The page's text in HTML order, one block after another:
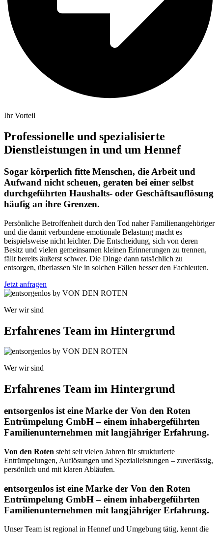
Ihr Vorteil
Professionelle und spezialisierte
Dienstleistungen in und um Hennef
Sogar körperlich fitte Menschen, die Arbeit und
Aufwand nicht scheuen, geraten bei einer selbst
durchgeführten Haushalts- oder Geschäftsauflösung
häufig an ihre Grenzen.
Persönliche Betroffenheit durch den Tod naher Familienangehöriger
und die damit verbundene emotionale Belastung macht es
beispielsweise nicht leichter. Die Entscheidung, sich von deren
Besitz und vielen gemeinsamen kleinen Erinnerungen zu trennen,
fällt bereits äußerst schwer. Die Dinge dann tatsächlich zu
entsorgen, überlassen Sie in solchen Fällen besser den Fachleuten.
Jetzt anfragen
Wer wir sind
Erfahrenes Team im Hintergrund
Wer wir sind
Erfahrenes Team im Hintergrund
entsorgenlos ist eine Marke der Von den Roten
Entrümpelung GmbH – einem inhabergeführten
Familienunternehmen mit langjähriger Erfahrung.
Von den Roten steht seit vielen Jahren für strukturierte
Entrümpelungen, Auflösungen und Spezialleistungen – zuverlässig,
persönlich und mit klaren Abläufen.
entsorgenlos ist eine Marke der Von den Roten
Entrümpelung GmbH – einem inhabergeführten
Familienunternehmen mit langjähriger Erfahrung.
Unser Team ist regional in Hennef und Umgebung tätig, kennt die